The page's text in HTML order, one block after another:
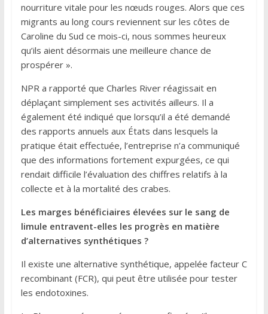
nourriture vitale pour les nœuds rouges. Alors que ces
migrants au long cours reviennent sur les côtes de
Caroline du Sud ce mois-ci, nous sommes heureux
qu’ils aient désormais une meilleure chance de
prospérer ».
NPR a rapporté que Charles River réagissait en
déplaçant simplement ses activités ailleurs. Il a
également été indiqué que lorsqu’il a été demandé
des rapports annuels aux États dans lesquels la
pratique était effectuée, l’entreprise n’a communiqué
que des informations fortement expurgées, ce qui
rendait difficile l’évaluation des chiffres relatifs à la
collecte et à la mortalité des crabes.
Les marges bénéficiaires élevées sur le sang de
limule entravent-elles les progrès en matière
d’alternatives synthétiques ?
Il existe une alternative synthétique, appelée facteur C
recombinant (FCR), qui peut être utilisée pour tester
les endotoxines.